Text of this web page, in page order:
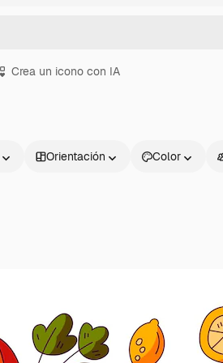
Crea un icono con IA
Orientación Color
Productos Información